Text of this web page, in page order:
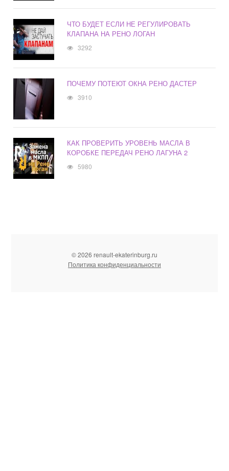
ЧТО БУДЕТ ЕСЛИ НЕ РЕГУЛИРОВАТЬ
КЛАПАНА НА РЕНО ЛОГАН
3292
ПОЧЕМУ ПОТЕЮТ ОКНА РЕНО ДАСТЕР
3910
КАК ПРОВЕРИТЬ УРОВЕНЬ МАСЛА В
КОРОБКЕ ПЕРЕДАЧ РЕНО ЛАГУНА 2
5980
© 2026 renault-ekaterinburg.ru
Политика конфиденциальности